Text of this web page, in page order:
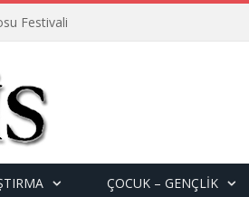
Festivali
ÇOCUK – GENÇLIK